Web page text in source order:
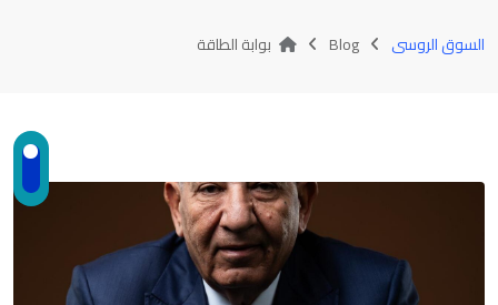
السوق الروسى Blog بوابة الطاقة